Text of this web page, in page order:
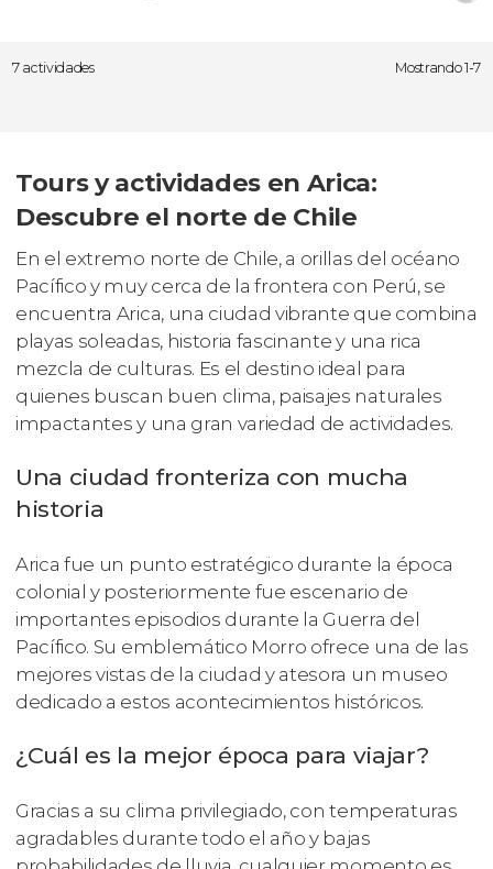
7 actividades Mostrando 1-7
Tours y actividades en Arica:
Descubre el norte de Chile
En el extremo norte de Chile, a orillas del océano
Pacífico y muy cerca de la frontera con Perú, se
encuentra Arica, una ciudad vibrante que combina
playas soleadas, historia fascinante y una rica
mezcla de culturas. Es el destino ideal para
quienes buscan buen clima, paisajes naturales
impactantes y una gran variedad de actividades.
Una ciudad fronteriza con mucha
historia
Arica fue un punto estratégico durante la época
colonial y posteriormente fue escenario de
importantes episodios durante la Guerra del
Pacífico. Su emblemático Morro ofrece una de las
mejores vistas de la ciudad y atesora un museo
dedicado a estos acontecimientos históricos.
¿Cuál es la mejor época para viajar?
Gracias a su clima privilegiado, con temperaturas
agradables durante todo el año y bajas